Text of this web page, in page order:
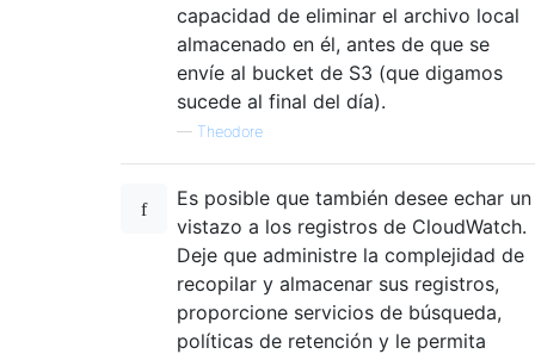
capacidad de eliminar el archivo local
almacenado en él, antes de que se
envíe al bucket de S3 (que digamos
sucede al final del día).
— Theodore
Es posible que también desee echar un
vistazo a los registros de CloudWatch.
Deje que administre la complejidad de
recopilar y almacenar sus registros,
proporcione servicios de búsqueda,
políticas de retención y le permita